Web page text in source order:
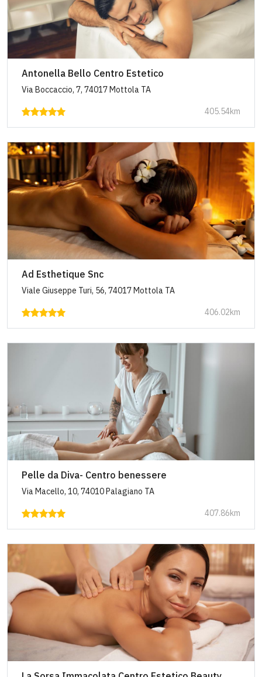
Antonella Bello Centro Estetico
Via Boccaccio, 7, 74017 Mottola TA
405.54km
Ad Esthetique Snc
Viale Giuseppe Turi, 56, 74017 Mottola TA
406.02km
Pelle da Diva- Centro benessere
Via Macello, 10, 74010 Palagiano TA
407.86km